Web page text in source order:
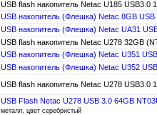
USB flash накопитель Netac U185 USB3.0
USB накопитель (Флешка) Netac 8GB
USB накопитель (Флешка) Netac UA31
USB flash накопитель Netac U278 32GB
USB накопитель (Флешка) Netac U351
USB накопитель (Флешка) Netac U352
USB flash накопитель Netac U278 USB3.0
USB Flash Netac U278 USB 3.0 64GB
металл, цвет серебристый